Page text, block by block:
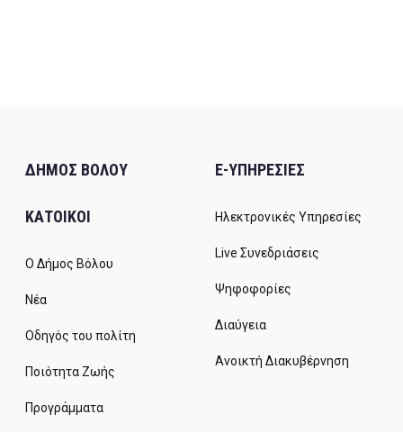
ΔΗΜΟΣ ΒΟΛΟΥ
ΚΑΤΟΙΚΟΙ
Ο Δήμος Βόλου
Νέα
Οδηγός του πολίτη
Ποιότητα Ζωής
Προγράμματα
E-ΥΠΗΡΕΣΙΕΣ
Ηλεκτρονικές Υπηρεσίες
Live Συνεδριάσεις
Ψηφοφορίες
Διαύγεια
Ανοικτή Διακυβέρνηση